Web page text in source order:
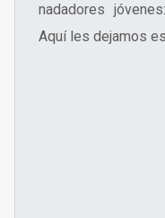
nadadores
Aquí les dejamos